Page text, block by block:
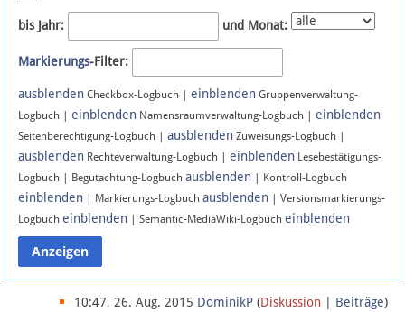
Newsletter
Bluesky
Facebook
Instagram
Anmelden
Datenschutz
Über Lobbypedia
bis Jahr: und Monat:
Markierungs-Filter:
ausblenden Checkbox-Logbuch | einblenden Gruppenverwaltung-
Logbuch | einblenden Namensraumverwaltung-Logbuch | einblenden
Seitenberechtigung-Logbuch | ausblenden Zuweisungs-Logbuch |
ausblenden Rechteverwaltung-Logbuch | einblenden Lesebestätigungs-
Logbuch | Begutachtung-Logbuch ausblenden | Kontroll-Logbuch
einblenden | Markierungs-Logbuch ausblenden | Versionsmarkierungs-
Logbuch einblenden | Semantic-MediaWiki-Logbuch einblenden
10:47, 26. Aug. 2015 DominikP (Diskussion Beiträge)